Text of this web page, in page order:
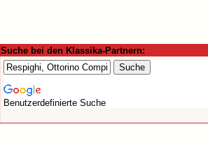
Suche bei den Klassika-Partnern:
Benutzerdefinierte Suche